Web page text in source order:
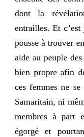
dont la
entrailles. Et
pousse à trouver
aide au peuple
bien propre afin
ces femmes ne
Samaritain, ni
membres à part
égorgé et